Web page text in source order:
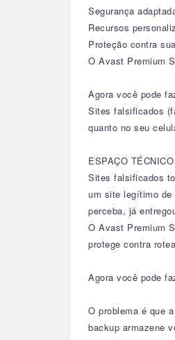
Segurança
Recursos
Proteção contra
O Avast Premium
Agora você pode
Sites falsificados
quanto no seu
ESPAÇO TÉCNICO
Sites falsificados
um site legítimo de
perceba, já
O Avast Premium
protege contra
Agora você pode
O problema é que
backup armazene